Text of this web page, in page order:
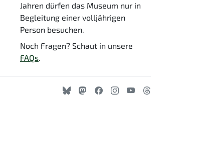
Jahren dürfen das Museum nur in
Begleitung einer volljährigen
Person besuchen.
Noch Fragen? Schaut in unsere
FAQs.